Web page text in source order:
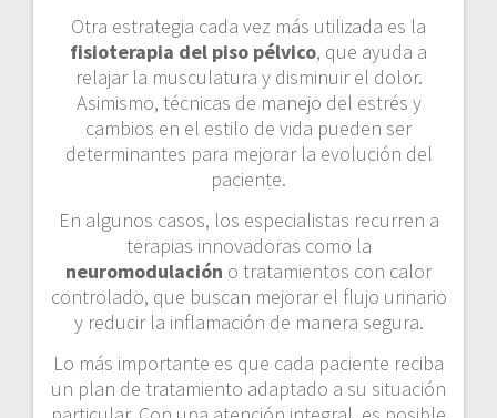
Otra estrategia cada vez más utilizada es la
fisioterapia del piso pélvico, que ayuda a
relajar la musculatura y disminuir el dolor.
Asimismo, técnicas de manejo del estrés y
cambios en el estilo de vida pueden ser
determinantes para mejorar la evolución del
paciente.
En algunos casos, los especialistas recurren a
terapias innovadoras como la
neuromodulación o tratamientos con calor
controlado, que buscan mejorar el flujo urinario
y reducir la inflamación de manera segura.
Lo más importante es que cada paciente reciba
un plan de tratamiento adaptado a su situación